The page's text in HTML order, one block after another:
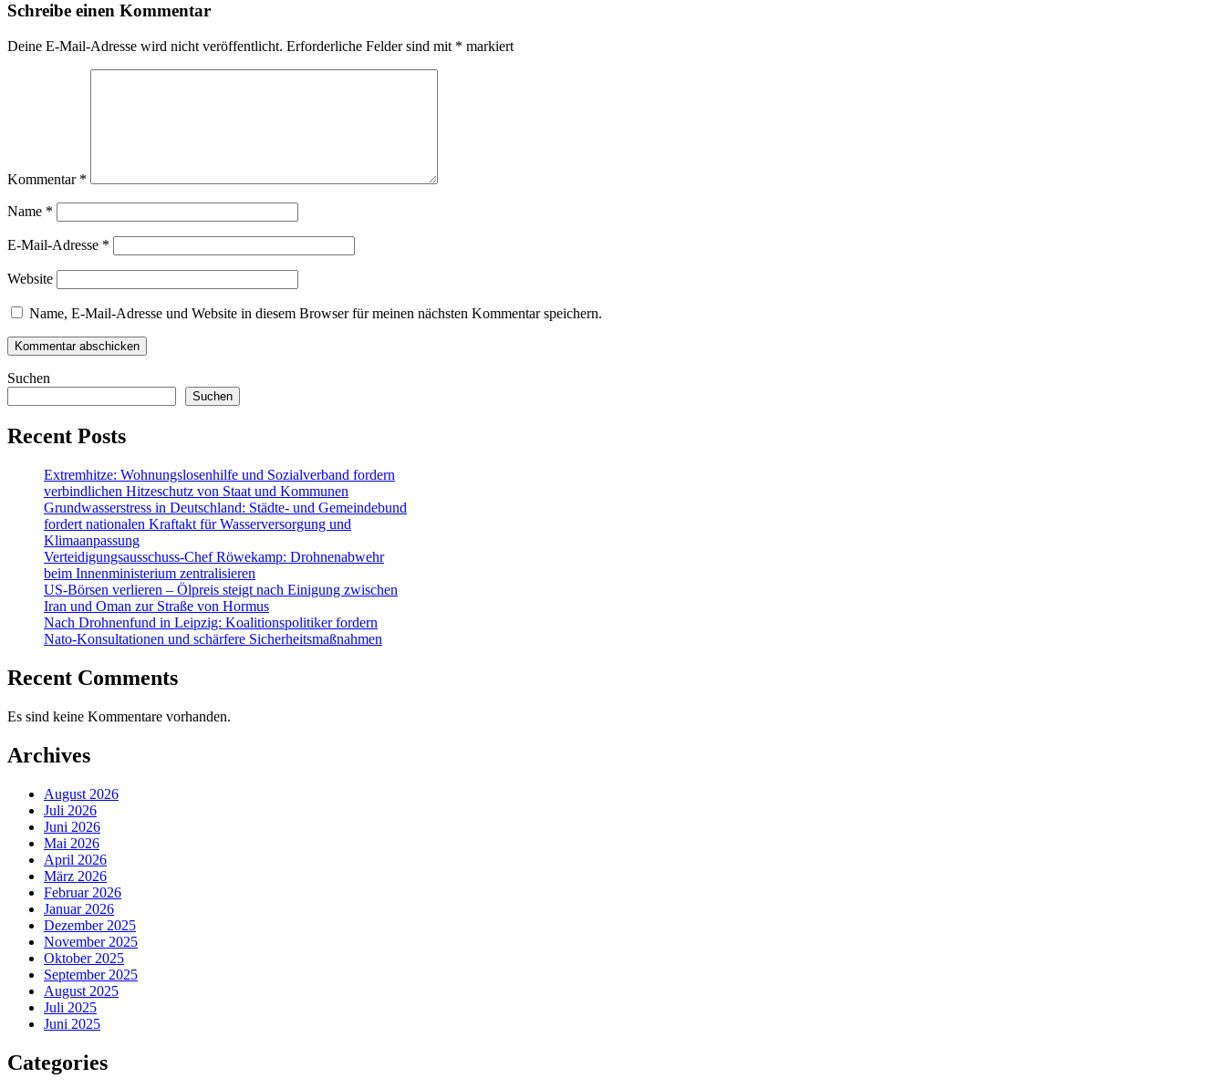
Schreibe einen Kommentar
Deine E-Mail-Adresse wird nicht veröffentlicht. Erforderliche Felder sind mit * markiert
Kommentar *
Name *
E-Mail-Adresse *
Website
Name, E-Mail-Adresse und Website in diesem Browser für meinen nächsten Kommentar speichern.
Suchen
Suchen
Recent Posts
Extremhitze: Wohnungslosenhilfe und Sozialverband fordern
verbindlichen Hitzeschutz von Staat und Kommunen
Grundwasserstress in Deutschland: Städte- und Gemeindebund
fordert nationalen Kraftakt für Wasserversorgung und
Klimaanpassung
Verteidigungsausschuss-Chef Röwekamp: Drohnenabwehr
beim Innenministerium zentralisieren
US-Börsen verlieren – Ölpreis steigt nach Einigung zwischen
Iran und Oman zur Straße von Hormus
Nach Drohnenfund in Leipzig: Koalitionspolitiker fordern
Nato-Konsultationen und schärfere Sicherheitsmaßnahmen
Recent Comments
Es sind keine Kommentare vorhanden.
Archives
August 2026
Juli 2026
Juni 2026
Mai 2026
April 2026
März 2026
Februar 2026
Januar 2026
Dezember 2025
November 2025
Oktober 2025
September 2025
August 2025
Juli 2025
Juni 2025
Categories